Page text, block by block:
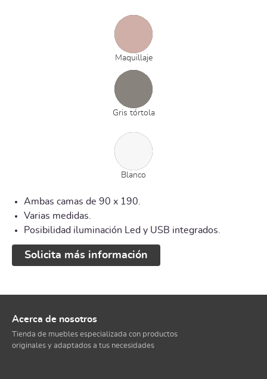
Maquillaje
Gris tórtola
Blanco
Ambas camas de 90 x 190.
Varias medidas.
Posibilidad iluminación Led y USB integrados.
Solicita más información
Acerca de nosotros
Tienda de muebles especializada con productos
originales y adaptados a tus necesidades